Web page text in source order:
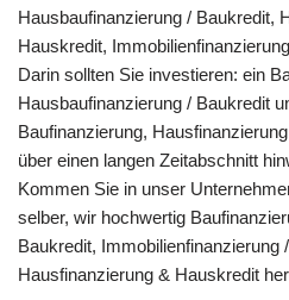
Hausbaufinanzierung / Baukredit,
Hauskredit,
Darin sollten Sie investieren: ein
Hausbaufinanzierung / Baukredit
Baufinanzierung,
über einen langen Zeitabschnitt
Kommen Sie in unser
selber, wir hochwertig
Baukredit, Immobilienfinanzierung
Hausfinanzierung & Hauskredit